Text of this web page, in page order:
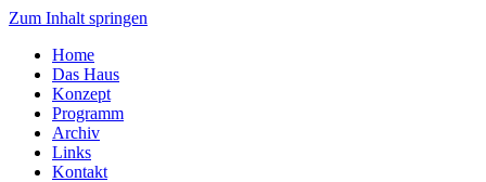
Zum Inhalt springen
Home
Das Haus
Konzept
Programm
Archiv
Links
Kontakt